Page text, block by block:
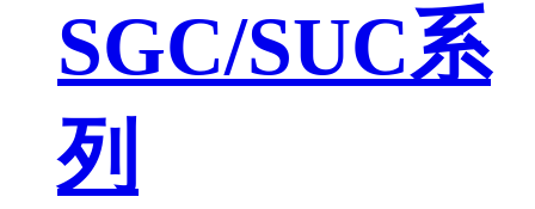
SGC/SUC系
列